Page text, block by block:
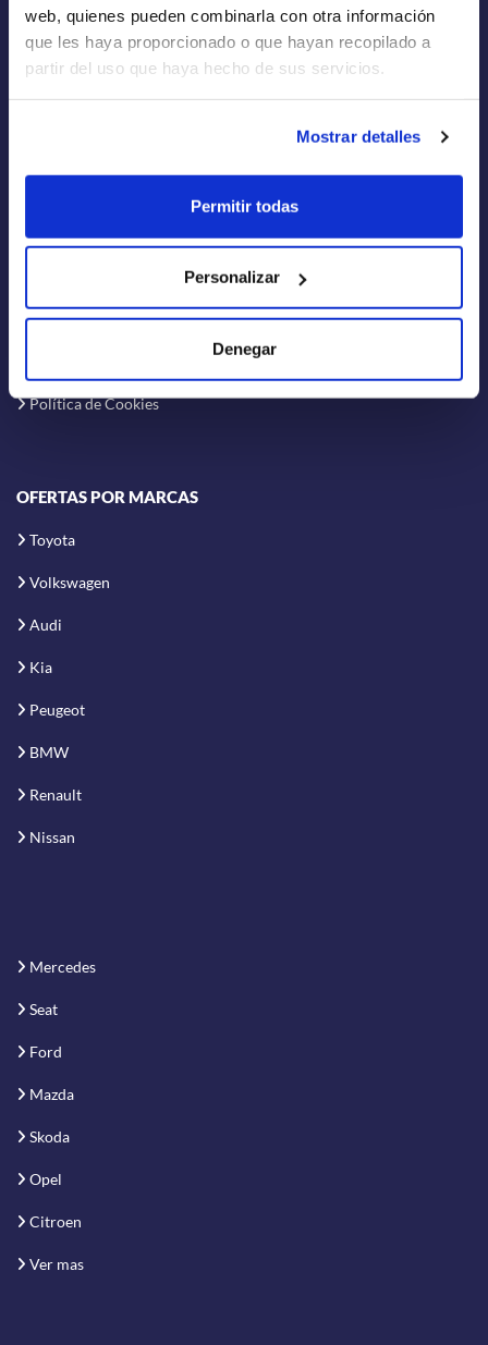
web, quienes pueden combinarla con otra información
que les haya proporcionado o que hayan recopilado a
partir del uso que haya hecho de sus servicios.
Mostrar detalles
Permitir todas
Personalizar
Denegar
Quiénes Somos
FAQs
Calculadora de Renting
Aviso Legal
Política de Cookies
OFERTAS POR MARCAS
Toyota
Volkswagen
Audi
Kia
Peugeot
BMW
Renault
Nissan
Mercedes
Seat
Ford
Mazda
Skoda
Opel
Citroen
Ver mas